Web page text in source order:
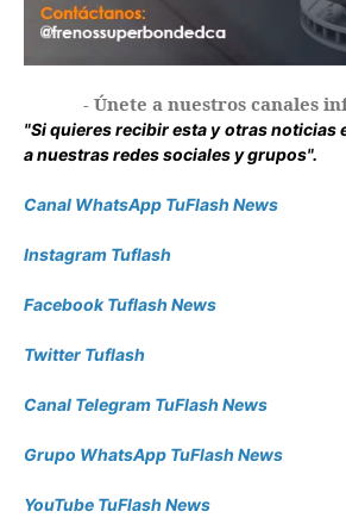
- Únete a nuestros canales
"Si quieres recibir esta y otras noticias
a nuestras redes sociales y grupos".
Canal WhatsApp TuFlash News
Instagram Tuflash
Facebook Tuflash News
Twitter Tuflash
Canal Telegram TuFlash News
Grupo WhatsApp TuFlash News
YouTube TuFlash News